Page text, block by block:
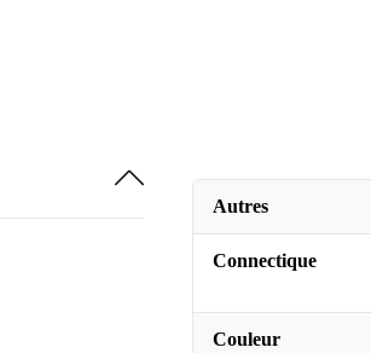
Autres
Connectique
Couleur